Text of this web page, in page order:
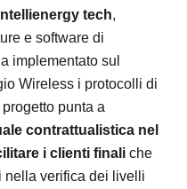
Intellienergy tech,
e software di
implementato sul
Wireless i protocolli di
punta a
contrattualistica nel
i clienti finali che
nella verifica dei livelli